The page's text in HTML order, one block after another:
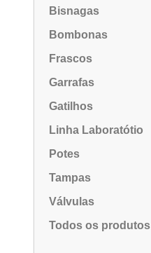
Bisnagas
Bombonas
Frascos
Garrafas
Gatilhos
Linha Laboratótio
Potes
Tampas
Válvulas
Todos os produtos